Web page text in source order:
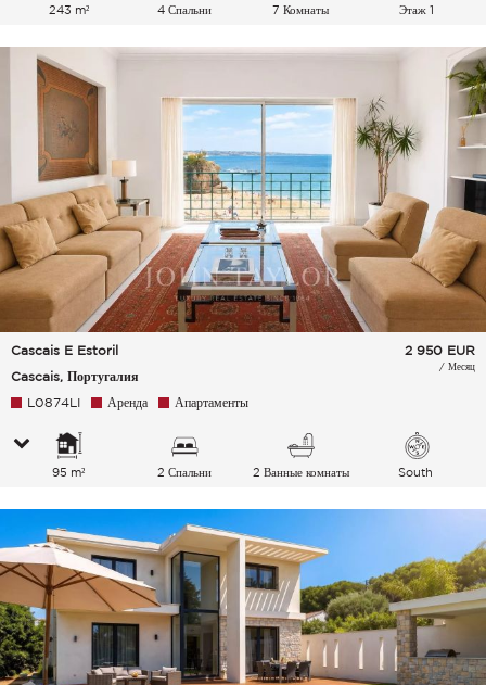
243 m² 4 Спальни 7 Комнаты Этаж 1
Cascais E Estoril
Cascais, Португалия
2 950 EUR
/ Месяц
L0874LI Аренда Апартаменты
95 m² 2 Спальни 2 Ванные комнаты South